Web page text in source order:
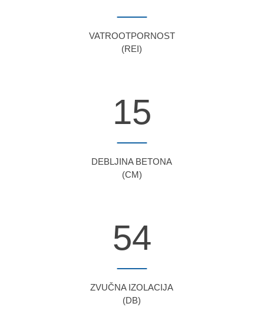
VATROOTPORNOST
(REI)
15
DEBLJINA BETONA
(CM)
54
ZVUČNA IZOLACIJA
(DB)